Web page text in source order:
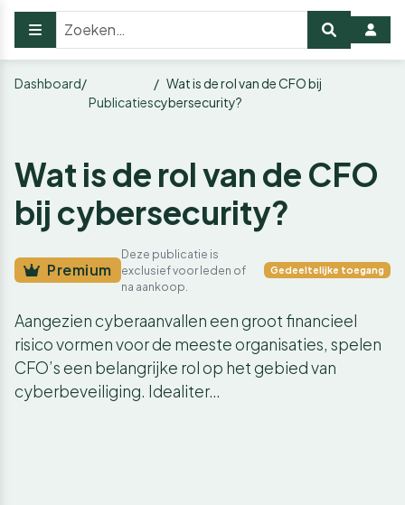
Dashboard
Publicaties
Wat is de rol van de CFO bij
cybersecurity?
Wat is de rol van de CFO
bij cybersecurity?
Premium
Deze publicatie is
exclusief voor leden of
na aankoop.
Gedeeltelijke toegang
Aangezien cyberaanvallen een groot financieel
risico vormen voor de meeste organisaties, spelen
CFO’s een belangrijke rol op het gebied van
cyberbeveiliging. Idealiter…